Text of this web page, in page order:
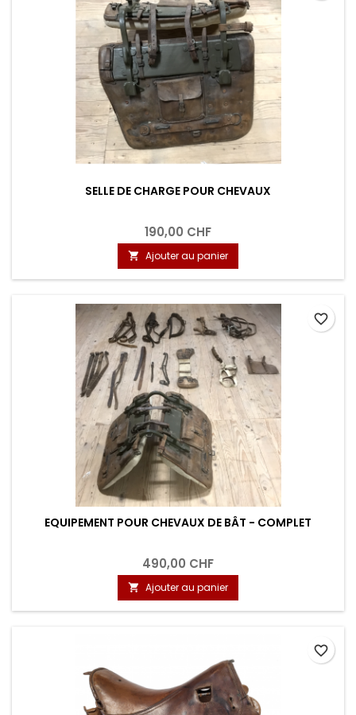
SELLE DE CHARGE POUR CHEVAUX
190,00 CHF
 Ajouter au panier
EQUIPEMENT POUR CHEVAUX DE BÂT - COMPLET
490,00 CHF
 Ajouter au panier
favorite_border
favorite_border